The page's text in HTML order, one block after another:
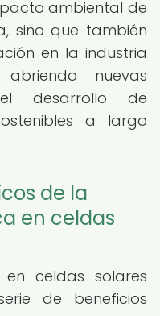
ambiental de
sino que también
en la industria
nuevas
desarrollo de
a largo
de la
en celdas
en celdas solares
de beneficios